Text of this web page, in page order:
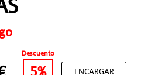
Descuento
ENCARGAR